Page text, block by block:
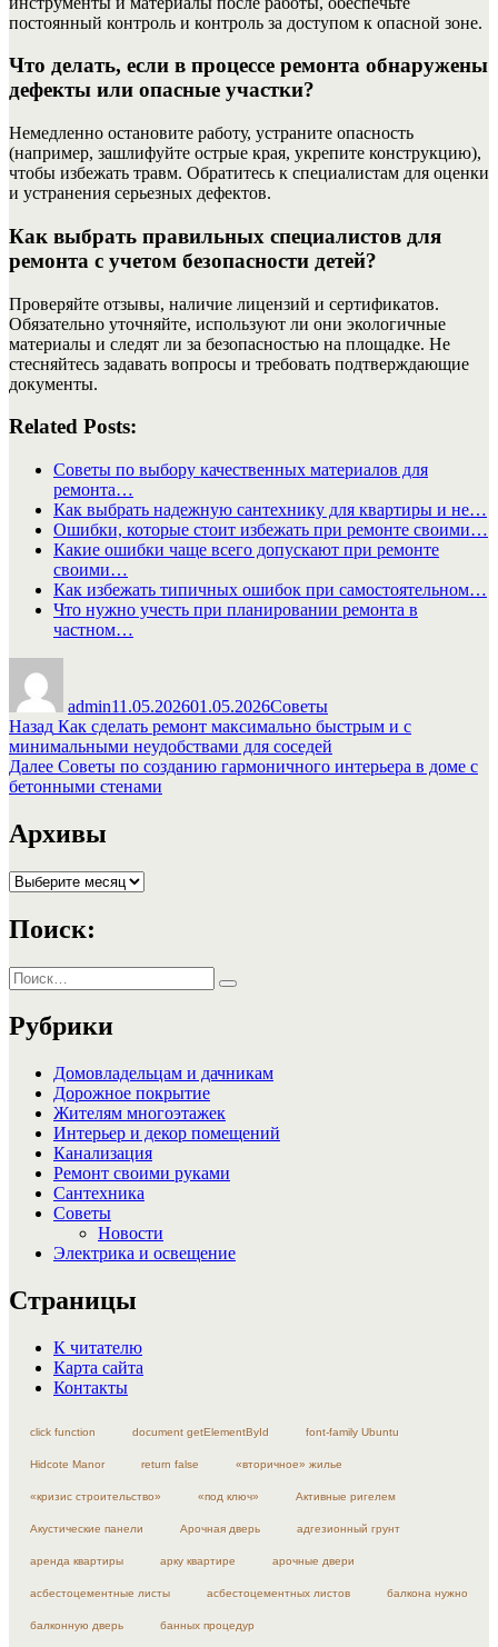
постоянный контроль и контроль за доступом к опасной зоне.
Что делать, если в процессе ремонта обнаружены
дефекты или опасные участки?
Немедленно остановите работу, устраните опасность
(например, зашлифуйте острые края, укрепите конструкцию),
чтобы избежать травм. Обратитесь к специалистам для оценки
и устранения серьезных дефектов.
Как выбрать правильных специалистов для
ремонта с учетом безопасности детей?
Проверяйте отзывы, наличие лицензий и сертификатов.
Обязательно уточняйте, используют ли они экологичные
материалы и следят ли за безопасностью на площадке. Не
стесняйтесь задавать вопросы и требовать подтверждающие
документы.
Related Posts:
Советы по выбору качественных материалов для
ремонта…
Как выбрать надежную сантехнику для квартиры и не…
Ошибки, которые стоит избежать при ремонте своими…
Какие ошибки чаще всего допускают при ремонте
своими…
Как избежать типичных ошибок при самостоятельном…
Что нужно учесть при планировании ремонта в
частном…
admin11.05.202601.05.2026Советы
Навигация
по
записям
Назад Предыдущая
запись:
Как сделать ремонт максимально быстрым и с
минимальными неудобствами для соседей
Далее Следующая
запись:
Советы по созданию гармоничного интерьера в доме с
бетонными стенами
Архивы
Архивы
Поиск:
Искать:
Поиск
Рубрики
Домовладельцам и дачникам
Дорожное покрытие
Жителям многоэтажек
Интерьер и декор помещений
Канализация
Ремонт своими руками
Сантехника
Советы
Новости
Электрика и освещение
Страницы
К читателю
Карта сайта
Контакты
click function document getElementById font-family Ubuntu
Hidcote Manor return false «вторичное» жилье
«кризис строительство» «под ключ» Активные ригелем
Акустические панели Арочная дверь адгезионный грунт
аренда квартиры арку квартире арочные двери
асбестоцементные листы асбестоцементных листов балкона нужно
балконную дверь банных процедур